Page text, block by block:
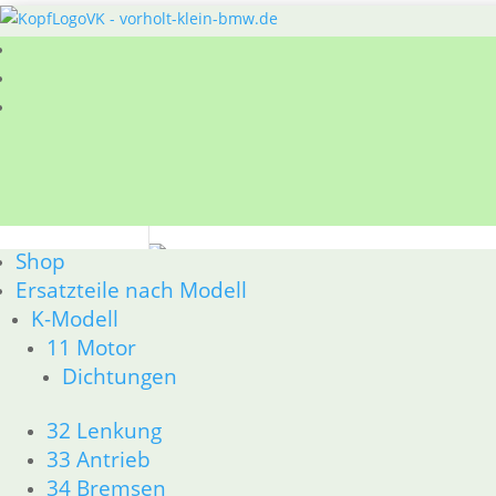
Shop
Ersatzteile nach Modell
K-Modell
11 Motor
Dichtungen
32 Lenkung
33 Antrieb
34 Bremsen
52 Sitzbank
Werkzeugkasten
43,85